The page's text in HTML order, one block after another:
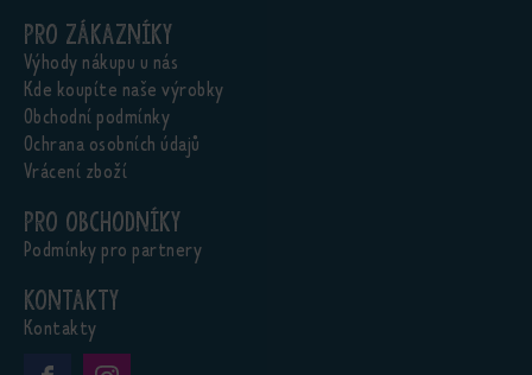
Pro zákazníky
Výhody nákupu u nás
Kde koupíte naše výrobky
Obchodní podmínky
Ochrana osobních údajů
Vrácení zboží
Pro obchodníky
Podmínky pro partnery
Kontakty
Kontakty